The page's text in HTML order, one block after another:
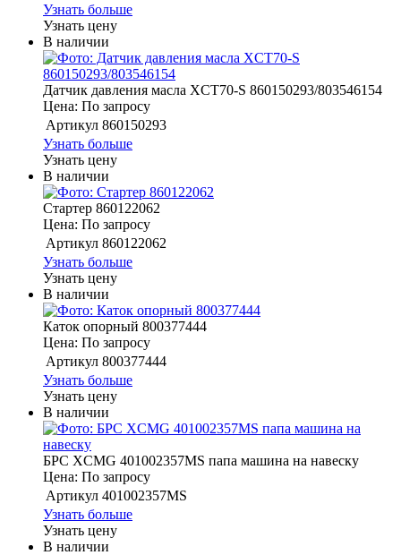
Узнать больше
Узнать цену
В наличии
Датчик давления масла XCT70-S 860150293/803546154
Цена: По запросу
Артикул 860150293
Узнать больше
Узнать цену
В наличии
Стартер 860122062
Цена: По запросу
Артикул 860122062
Узнать больше
Узнать цену
В наличии
Каток опорный 800377444
Цена: По запросу
Артикул 800377444
Узнать больше
Узнать цену
В наличии
БРС XCMG 401002357MS папа машина на навеску
Цена: По запросу
Артикул 401002357MS
Узнать больше
Узнать цену
В наличии